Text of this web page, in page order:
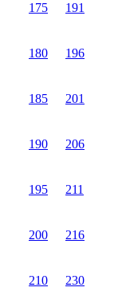
175 191
180 196
185 201
190 206
195 211
200 216
210 230